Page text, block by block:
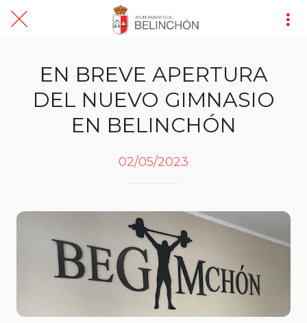
EN BREVE APERTURA
DEL NUEVO GIMNASIO
EN BELINCHÓN
02/05/2023